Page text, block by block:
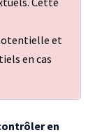
et
en cas
en